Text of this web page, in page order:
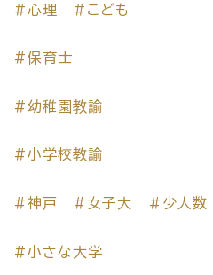
#心理 #こども
#保育士
#幼稚園教諭
#小学校教諭
#神戸 #女子大 #少人数
#小さな大学